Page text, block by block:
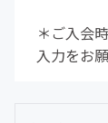
＊ご入会
入力をお